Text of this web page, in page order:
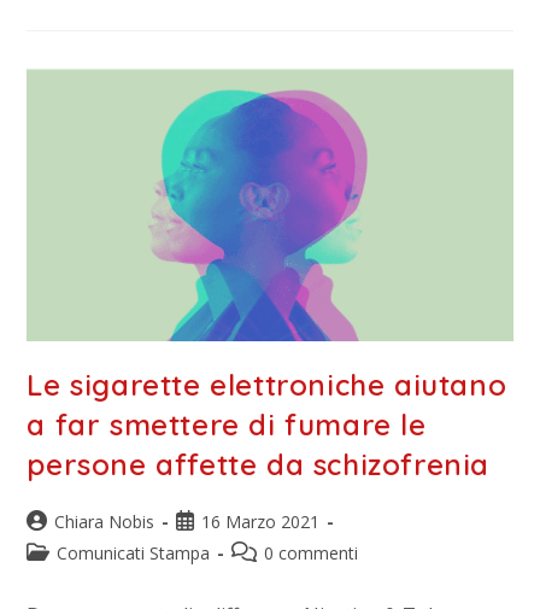
Le sigarette elettroniche aiutano
a far smettere di fumare le
persone affette da schizofrenia
Chiara Nobis
16 Marzo 2021
Comunicati Stampa
0 commenti